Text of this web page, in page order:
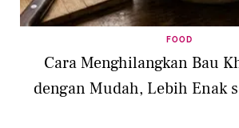
FOOD
Cara Menghilangkan Bau
dengan Mudah, Lebih Enak